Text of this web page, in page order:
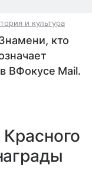
и культура
кто
ВФокусе Mail.